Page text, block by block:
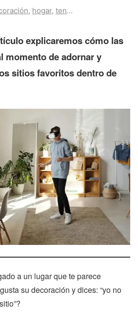
, hogar, tendencias
explicaremos cómo las
momento de adornar y
sitios favoritos dentro de
a un lugar que te parece
su decoración y dices: “yo no